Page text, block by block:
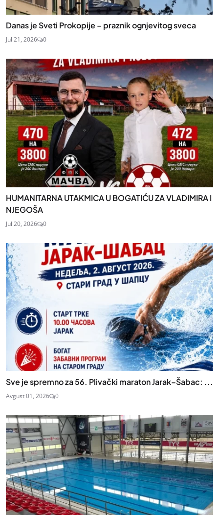
Danas je Sveti Prokopije – praznik ognjevitog sveca
Jul 21, 2026 0
HUMANITARNA UTAKMICA U BOGATIĆU ZA VLADIMIRA I
NJEGOŠA
Jul 20, 2026 0
Sve je spremno za 56. Plivački maraton Jarak–Šabac: ...
Avgust 01, 2026 0